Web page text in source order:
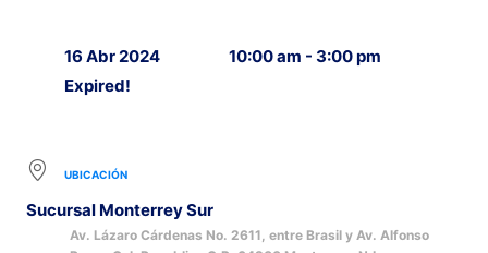
16 Abr 2024
Expired!
10:00 am - 3:00 pm
UBICACIÓN
Sucursal Monterrey Sur
Av. Lázaro Cárdenas No. 2611, entre Brasil y Av. Alfonso